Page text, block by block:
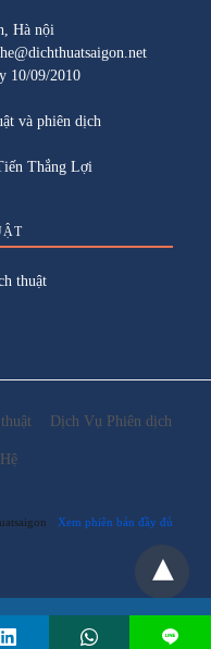
Hà nội
10/09/2010
và phiên dịch
Thắng Lợi
thuật
Dịch Vụ Phiên dịch
Xem phiên bản đầy đủ
L